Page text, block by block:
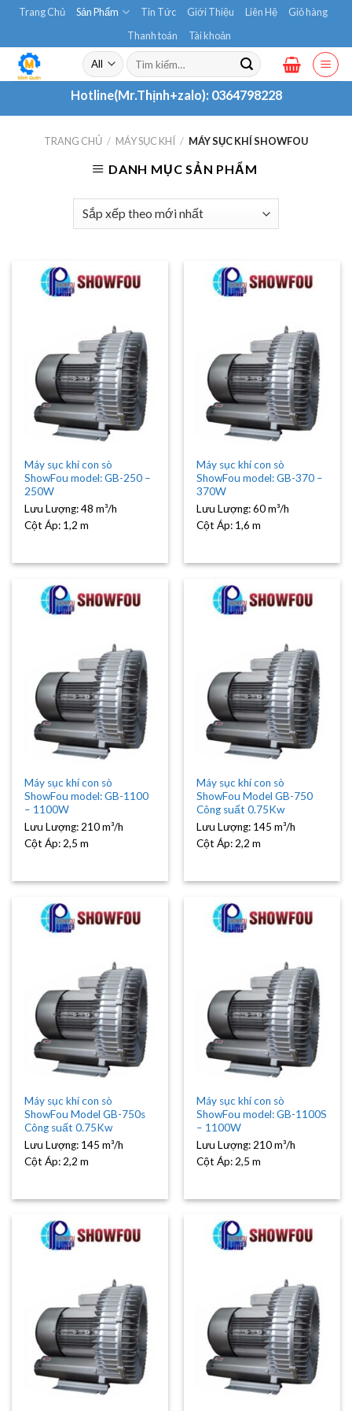
Skip
content
Trang Chủ Sản Phẩm Tin Tức Giới Thiệu Liên Hệ
Giỏ hàng
Thanh toán
Tài khoản
Tìm
kiếm:
Hotline(Mr.Thịnh+zalo): 0364798228
TRANG CHỦ / MÁY SỤC KHÍ / MÁY SỤC KHÍ SHOWFOU
DANH MỤC SẢN PHẨM
Máy sục khí con sò
ShowFou model: GB-250 –
250W
Lưu Lượng:48 m³/h
Cột Áp: 1,2 m
Máy sục khí con sò
ShowFou model: GB-370 –
370W
Lưu Lượng:60 m³/h
Cột Áp: 1,6 m
Máy sục khí con sò
ShowFou model: GB-1100
– 1100W
Lưu Lượng:210 m³/h
Cột Áp:2,5 m
Máy sục khí con sò
ShowFou Model GB-750
Công suất 0.75Kw
Lưu Lượng: 145 m³/h
Cột Áp:2,2 m
Máy sục khí con sò
ShowFou Model GB-750s
Công suất 0.75Kw
Lưu Lượng: 145 m³/h
Cột Áp: 2,2 m
Máy sục khí con sò
ShowFou model: GB-1100S
– 1100W
Lưu Lượng: 210 m³/h
Cột Áp: 2,5 m